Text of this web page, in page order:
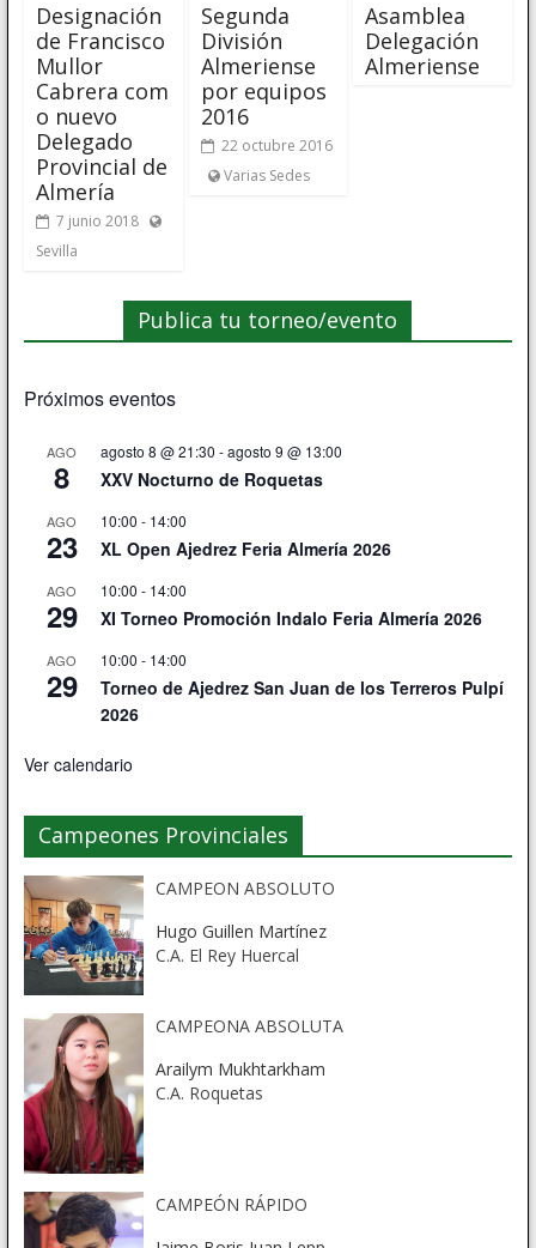
Designación
de Francisco
Mullor
Cabrera com
o nuevo
Delegado
Provincial de
Almería
7 junio 2018
Sevilla
Segunda
División
Almeriense
por equipos
2016
22 octubre 2016
Varias Sedes
Asamblea
Delegación
Almeriense
Publica tu torneo/evento
Próximos eventos
AGO
8
agosto 8 @ 21:30 -agosto 9 @ 13:00
XXV Nocturno de Roquetas
AGO
23
10:00 - 14:00
XL Open Ajedrez Feria Almería 2026
AGO
29
10:00 - 14:00
XI Torneo Promoción Indalo Feria Almería 2026
AGO
29
10:00 - 14:00
Torneo de Ajedrez San Juan de los Terreros Pulpí
2026
Ver calendario
Campeones Provinciales
CAMPEON ABSOLUTO
Hugo Guillen Martínez
C.A. El Rey Huercal
CAMPEONA ABSOLUTA
Arailym Mukhtarkham
C.A. Roquetas
CAMPEÓN RÁPIDO